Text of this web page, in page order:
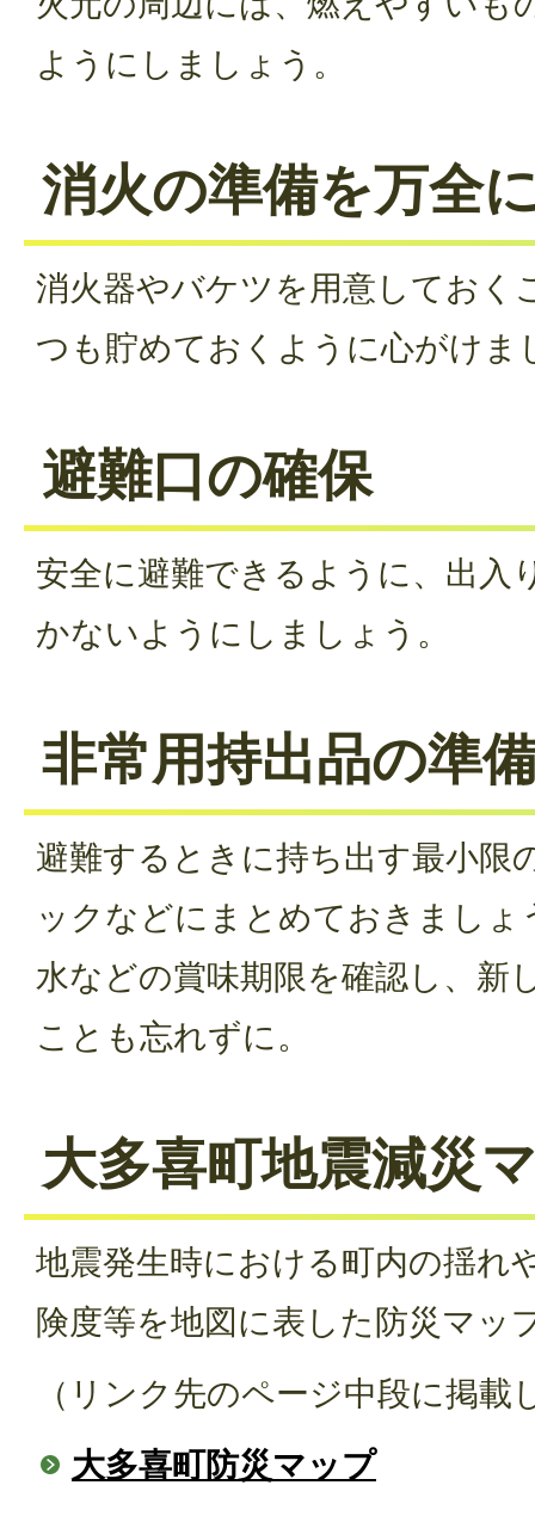
ようにしましょう。
消火の準備を万全
消火器やバケツを用意しておく
つも貯めておくように心がけま
避難口の確保
安全に避難できるように、出入
かないようにしましょう。
非常用持出品の準
避難するときに持ち出す最小限
ックなどにまとめておきましょ
水などの賞味期限を確認し、新
ことも忘れずに。
大多喜町地震減災
地震発生時における町内の揺れ
険度等を地図に表した防災マッ
（リンク先のページ中段に掲載
大多喜町防災マップ